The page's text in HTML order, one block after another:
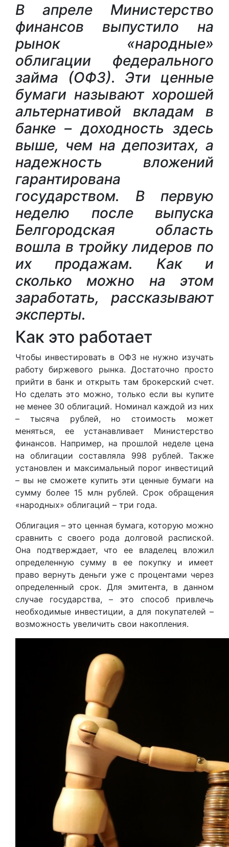
В апреле Министерство
финансов выпустило на
рынок «народные»
облигации федерального
займа (ОФЗ). Эти ценные
бумаги называют хорошей
альтернативой вкладам в
банке – доходность здесь
выше, чем на депозитах, а
надежность вложений
гарантирована
государством. В первую
неделю после выпуска
Белгородская область
вошла в тройку лидеров по
их продажам. Как и
сколько можно на этом
заработать, рассказывают
эксперты.
Как это работает
Чтобы инвестировать в ОФЗ не нужно изучать
работу биржевого рынка. Достаточно просто
прийти в банк и открыть там брокерский счет.
Но сделать это можно, только если вы купите
не менее 30 облигаций. Номинал каждой из них
– тысяча рублей, но стоимость может
меняться, ее устанавливает Министерство
финансов. Например, на прошлой неделе цена
на облигации составляла 998 рублей. Также
установлен и максимальный порог инвестиций
– вы не сможете купить эти ценные бумаги на
сумму более 15 млн рублей. Срок обращения
«народных» облигаций – три года.
Облигация – это ценная бумага, которую можно
сравнить с своего рода долговой распиской.
Она подтверждает, что ее владелец вложил
определенную сумму в ее покупку и имеет
право вернуть деньги уже с процентами через
определенный срок. Для эмитента, в данном
случае государства, – это способ привлечь
необходимые инвестиции, а для покупателей –
возможность увеличить свои накопления.